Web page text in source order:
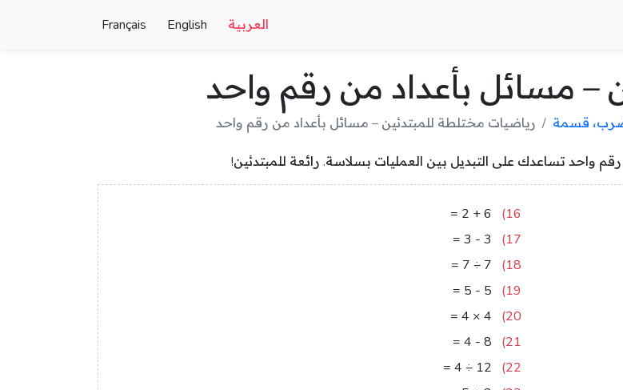
العربية English
Français
– مسائل بأعداد من رقم واحد
ضرب، قسمة رياضيات مختلطة للمبتدئين – مسائل بأعداد من رقم واحد
واحد تساعدك على التبديل بين العمليات بسلاسة. رائعة للمبتدئين!
16)
6
+
2
=
17)
3
-
3
=
18)
7
÷
7
=
19)
5
-
5
=
20)
4
×
4
=
21)
8
-
4
=
22)
12
÷
4
=